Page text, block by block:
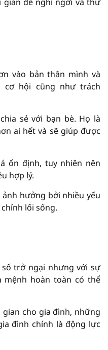
vào bản thân mình và
cơ hội cũng như trách
sẻ với bạn bè. Họ là
ai hết và sẽ giúp được
ổn định, tuy nhiên nên
hợp lý.
ảnh hưởng bởi nhiều yếu
lối sống.
trở ngại nhưng với sự
hoàn toàn có thể
gian cho gia đình, những
đình chính là động lực